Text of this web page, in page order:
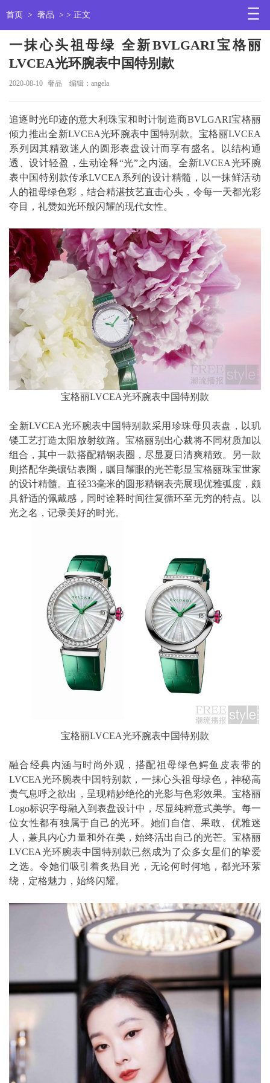
首页 > 奢品 > > 正文
一抹心头祖母绿 全新BVLGARI宝格丽
LVCEA光环腕表中国特别款
2020-08-10 奢品 编辑：angela
追逐时光印迹的意大利珠宝和时计制造商BVLGARI宝格丽
倾力推出全新LVCEA光环腕表中国特别款。宝格丽LVCEA
系列因其精致迷人的圆形表盘设计而享有盛名。以结构通
透、设计轻盈，生动诠释“光”之内涵。全新LVCEA光环腕
表中国特别款传承LVCEA系列的设计精髓，以一抹鲜活动
人的祖母绿色彩，结合精湛技艺直击心头，令每一天都光彩
夺目，礼赞如光环般闪耀的现代女性。
宝格丽LVCEA光环腕表中国特别款
全新LVCEA光环腕表中国特别款采用珍珠母贝表盘，以玑
镂工艺打造太阳放射纹路。宝格丽别出心裁将不同材质加以
组合，其中一款搭配精钢表圈，尽显夏日清爽精致。另一款
则搭配华美镶钻表圈，瞩目耀眼的光芒彰显宝格丽珠宝世家
的设计精髓。直径33毫米的圆形精钢表壳展现优雅弧度，颇
具舒适的佩戴感，同时诠释时间往复循环至无穷的特点。以
光之名，记录美好的时光。
宝格丽LVCEA光环腕表中国特别款
融合经典内涵与时尚外观，搭配祖母绿色鳄鱼皮表带的
LVCEA光环腕表中国特别款，一抹心头祖母绿色，神秘高
贵气息呼之欲出，呈现精妙绝伦的光影与色彩效果。宝格丽
Logo标识字母融入到表盘设计中，尽显纯粹意式美学。每一
位女性都有独属于自己的光环。她们自信、果敢、优雅迷
人，兼具内心力量和外在美，始终活出自己的光芒。宝格丽
LVCEA光环腕表中国特别款已然成为了众多女星们的挚爱
之选。令她们吸引着炙热目光，无论何时何地，都光环萦
绕，定格魅力，始终闪耀。